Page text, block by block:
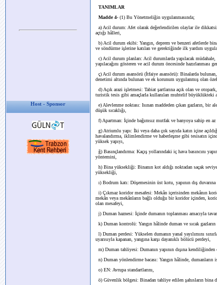
Host - Sponsor
TANIMLAR
Madde 4- (1) Bu Yönetmeliğin uygulanmasında;
a) Acil durum: Afet olarak değerlendirilen olaylar ile
açtığı hâlleri,
b) Acil durum ekibi: Yangın, deprem ve benzeri afetlerde
ve söndürme işlerine katılan ve gerektiğinde ilk yardım
c) Acil durum planları: Acil durumlarda yapılacak
yapılacağını gösteren ve acil durum öncesinde hazırlanması
ç) Acil durum asansörü (İtfaiye asansörü): Binalarda
denetimi altında bulunan ve ek korunum uygulanmış olan
d) Açık arazi işletmesi: Tabiat şartlarına açık olan ve
turistik tesis gibi amaçlarla kullanılan muhtelif büyüklükteki
e) Alevlenme noktası: Isınan maddeden çıkan gazların, bir
düşük sıcaklığı,
f) Apartman: İçinde bağımsız mutfak ve banyoya sahip en
g) Atriumlu yapı: İki veya daha çok sayıda katın içine
havalandırma, iklimlendirme ve haberleşme gibi tesisatın
yüksek yapıyı,
ğ) Basınçlandırma: Kaçış yollarındaki iç hava basıncını
yöntemini,
h) Bina yüksekliği: Binanın kot aldığı noktadan saçak
yüksekliği,
ı) Bodrum katı: Döşemesinin üst kotu, yapının dış
i) Çıkmaz koridor mesafesi: Mekân içerisinden mekânın
mekân veya mekânların bağlı olduğu bir koridor içinden,
olan mesafeyi,
j) Duman haznesi: İçinde dumanın toplanması amacıyla
k) Duman kontrolü: Yangın hâlinde duman ve sıcak
l) Duman perdesi: Yükselen dumanın yanal yayılımını
uyarısıyla kapanan, yangına karşı dayanıklı bölücü perdeyi,
m) Duman tahliyesi: Dumanın yapının dışına kendiliğinden
n) Duman yönlendirme bacası: Yangın hâlinde,
o) EN: Avrupa standartlarını,
ö) Güvenlik bölgesi: Binadan tahliye edilen şahısların bina